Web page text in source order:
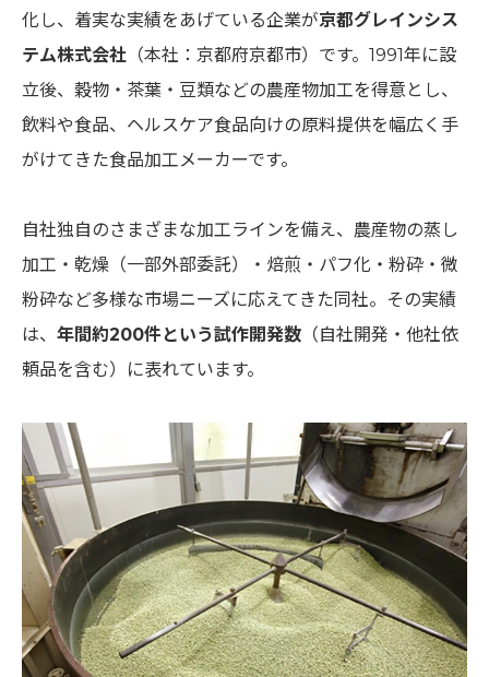
化し、着実な実績をあげている企業が京都グレインシス
テム株式会社 （本社：京都府京都市）です。1991年に設
立後、穀物・茶葉・豆類などの農産物加工を得意とし、
飲料や食品、ヘルスケア食品向けの原料提供を幅広く手
がけてきた食品加工メーカーです。
自社独自のさまざまな加工ラインを備え、農産物の蒸し
加工・乾燥（一部外部委託）・焙煎・パフ化・粉砕・微
粉砕など多様な市場ニーズに応えてきた同社。その実績
は、 年間約200件という試作開発数 （自社開発・他社依
頼品を含む）に表れています。